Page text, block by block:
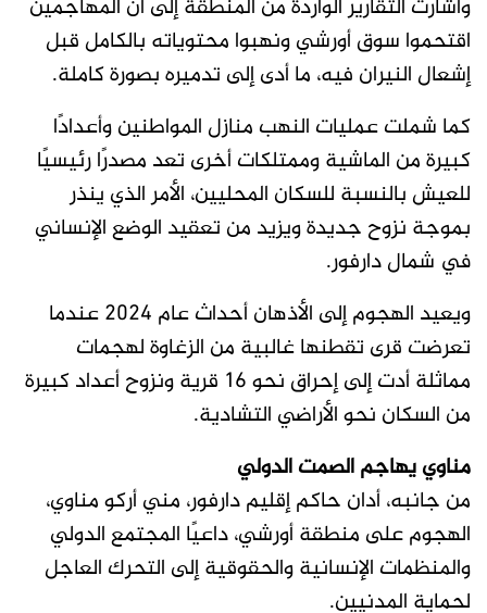
وأشارت التقارير الواردة من المنطقة إلى أن المهاجمين
اقتحموا سوق أورشي ونهبوا محتوياته بالكامل قبل
إشعال النيران فيه، ما أدى إلى تدميره بصورة كاملة.
كما شملت عمليات النهب منازل المواطنين وأعدادًا
كبيرة من الماشية وممتلكات أخرى تعد مصدرًا رئيسيًا
للعيش بالنسبة للسكان المحليين، الأمر الذي ينذر
بموجة نزوح جديدة ويزيد من تعقيد الوضع الإنساني
في شمال دارفور.
ويعيد الهجوم إلى الأذهان أحداث عام 2024 عندما
تعرضت قرى تقطنها غالبية من الزغاوة لهجمات
مماثلة أدت إلى إحراق نحو 16 قرية ونزوح أعداد كبيرة
من السكان نحو الأراضي التشادية.
مناوي يهاجم الصمت الدولي
من جانبه، أدان حاكم إقليم دارفور، مني أركو مناوي،
الهجوم على منطقة أورشي، داعيًا المجتمع الدولي
والمنظمات الإنسانية والحقوقية إلى التحرك العاجل
لحماية المدنيين.